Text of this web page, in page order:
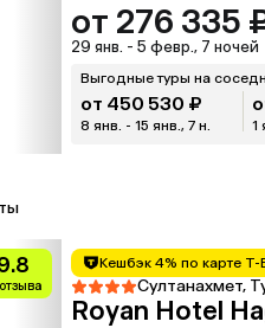
от 276 335
29 янв. - 5 февр., 7 ночей
Выгодные туры на
от 450 530 ₽
8 янв. - 15 янв., 7 н. 1
Кешбэк 4% по карте Т-
Султанахмет,
Royan Hotel